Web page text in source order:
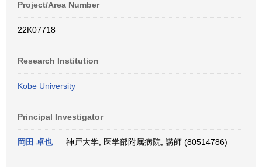
Project/Area Number
22K07718
Research Institution
Kobe University
Principal Investigator
岡田 卓也 神戸大学, 医学部附属病院, 講師 (80514786)